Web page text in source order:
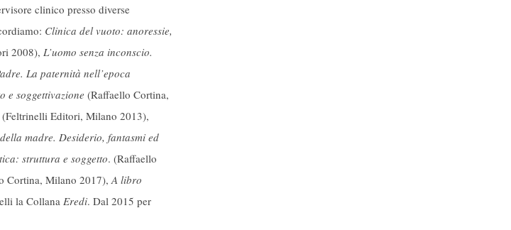
clinico presso diverse
Clinica del vuoto: anoressie,
2008), L’uomo senza inconscio.
La paternità nell’epoca
e soggettivazione (Raffaello Cortina,
(Feltrinelli Editori, Milano 2013),
madre. Desiderio, fantasmi ed
struttura e soggetto. (Raffaello
Cortina, Milano 2017), A libro
la Collana Eredi. Dal 2015 per